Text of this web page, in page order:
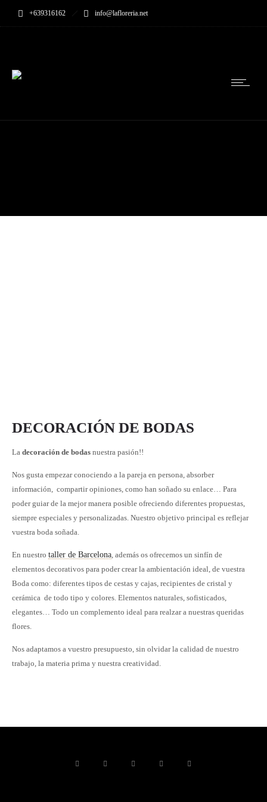
+639316162 info@lafloreria.net
DECORACIÓN DE BODAS
La decoración de bodas nuestra pasión!!
Nos gusta empezar conociendo a la pareja en persona, absorber
información, compartir opiniones, como han soñado su enlace… Para
poder guiar de la mejor manera posible ofreciendo diferentes propuestas,
siempre especiales y personalizadas. Nuestro objetivo principal es reflejar
vuestra boda soñada.
En nuestro taller de Barcelona , además os ofrecemos un sinfín de
elementos decorativos para poder crear la ambientación ideal, de vuestra
Boda como: diferentes tipos de cestas y cajas, recipientes de cristal y
cerámica de todo tipo y colores. Elementos naturales, sofisticados,
elegantes… Todo un complemento ideal para realzar a nuestras queridas
flores.
Nos adaptamos a vuestro presupuesto, sin olvidar la calidad de nuestro
trabajo, la materia prima y nuestra creatividad.